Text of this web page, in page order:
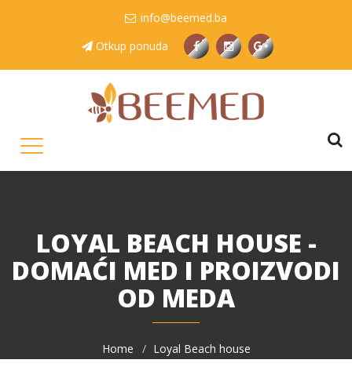
info@beemed.ba
Otkup ponuda
LOYAL BEACH HOUSE -
DOMAĆI MED I PROIZVODI
OD MEDA
Home Loyal Beach house